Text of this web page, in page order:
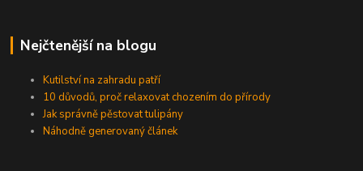
Nejčtenější na blogu
Kutilství na zahradu patří
10 důvodů, proč relaxovat chozením do přírody
Jak správně pěstovat tulipány
Náhodně generovaný článek